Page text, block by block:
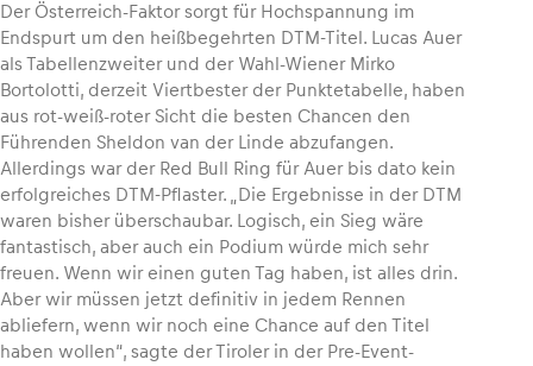
Fahrzeug
Alle anzeigen
Business
Alle anzeigen
Der Österreich-Faktor sorgt für Hochspannung im
Endspurt um den heißbegehrten DTM-Titel. Lucas Auer
als Tabellenzweiter und der Wahl-Wiener Mirko
Bortolotti, derzeit Viertbester der Punktetabelle, haben
aus rot-weiß-roter Sicht die besten Chancen den
Führenden Sheldon van der Linde abzufangen.
Allerdings war der Red Bull Ring für Auer bis dato kein
erfolgreiches DTM-Pflaster. „Die Ergebnisse in der DTM
waren bisher überschaubar. Logisch, ein Sieg wäre
fantastisch, aber auch ein Podium würde mich sehr
freuen. Wenn wir einen guten Tag haben, ist alles drin.
Aber wir müssen jetzt definitiv in jedem Rennen
abliefern, wenn wir noch eine Chance auf den Titel
haben wollen“, sagte der Tiroler in der Pre-Event-